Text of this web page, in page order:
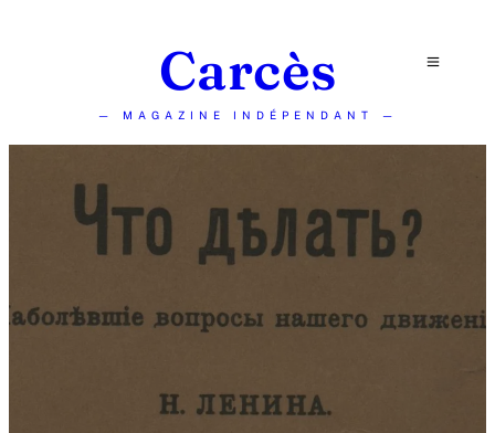
Carcès
— MAGAZINE INDÉPENDANT —